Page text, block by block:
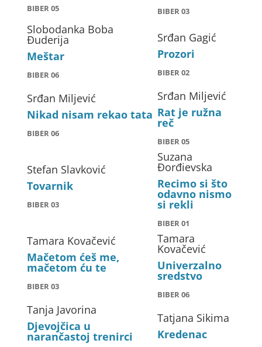
BIBER 05 BIBER 03
Slobodanka Boba
Đuderija
Meštar
BIBER 06
Srđan Gagić
Prozori
BIBER 02
Srđan Miljević
Nikad nisam rekao tata
BIBER 06
Srđan Miljević
Rat je ružna
reč
BIBER 05
Stefan Slavković
Tovarnik
BIBER 03
Suzana
Đorđievska
Recimo si što
odavno nismo
si rekli
BIBER 01
Tamara Kovačević
Mačetom ćeš me,
mačetom ću te
BIBER 03
Tamara
Kovačević
Univerzalno
sredstvo
BIBER 06
Tanja Javorina
Djevojčica u
narančastoj trenirci
Tatjana Sikima
Kredenac